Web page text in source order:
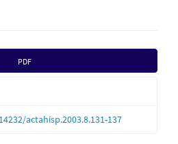
PDF
actahisp.2003.8.131-137